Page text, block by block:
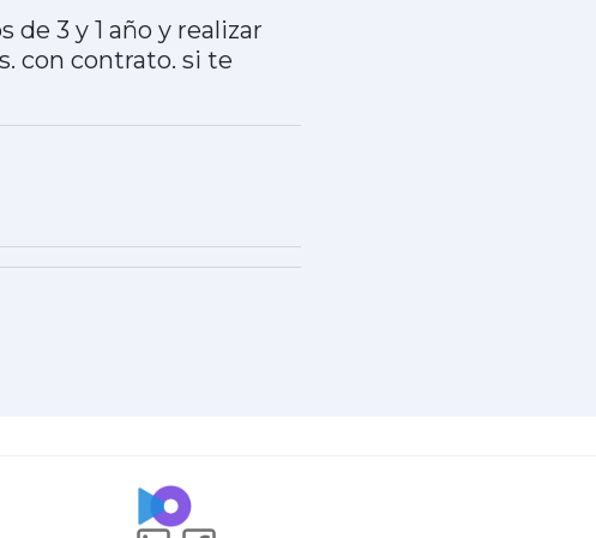
3 y 1 año y realizar
con contrato. si te